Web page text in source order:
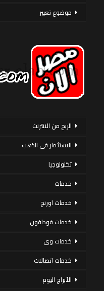
موضوع تعبير
الربح من الانترنت
الاستثمار فى الذهب
تكنولوجيا
خدمات
خدمات اورنج
خدمات فودافون
خدمات وى
خدمات اتصالات
الأبراج اليوم